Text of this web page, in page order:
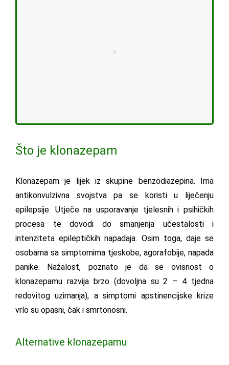
Što je klonazepam
Klonazepam je lijek iz skupine benzodiazepina. Ima
antikonvulzivna svojstva pa se koristi u liječenju
epilepsije. Utječe na usporavanje tjelesnih i psihičkih
procesa te dovodi do smanjenja učestalosti i
intenziteta epileptičkih napadaja. Osim toga, daje se
osobama sa simptomima tjeskobe, agorafobije, napada
panike. Nažalost, poznato je da se ovisnost o
klonazepamu razvija brzo (dovoljna su 2 – 4 tjedna
redovitog uzimanja), a simptomi apstinencijske krize
vrlo su opasni, čak i smrtonosni.
Alternative klonazepamu